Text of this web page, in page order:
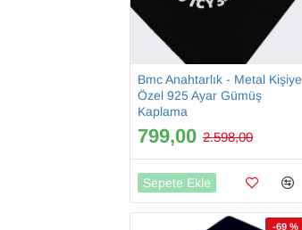
Bmc Anahtarlık - Metal Kişiye
Özel 925 Ayar Gümüş
Kaplama
799,00 2.598,00
Sepete Ekle
-69 %